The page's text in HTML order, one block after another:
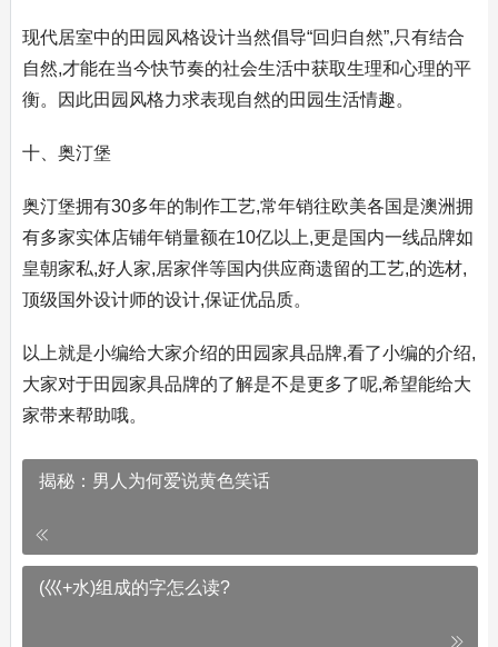
现代居室中的田园风格设计当然倡导“回归自然”,只有结合
自然,才能在当今快节奏的社会生活中获取生理和心理的平
衡。因此田园风格力求表现自然的田园生活情趣。
十、奥汀堡
奥汀堡拥有30多年的制作工艺,常年销往欧美各国是澳洲拥
有多家实体店铺年销量额在10亿以上,更是国内一线品牌如
皇朝家私,好人家,居家伴等国内供应商遗留的工艺,的选材,
顶级国外设计师的设计,保证优品质。
以上就是小编给大家介绍的田园家具品牌,看了小编的介绍,
大家对于田园家具品牌的了解是不是更多了呢,希望能给大
家带来帮助哦。
揭秘：男人为何爱说黄色笑话
(巛+水)组成的字怎么读?